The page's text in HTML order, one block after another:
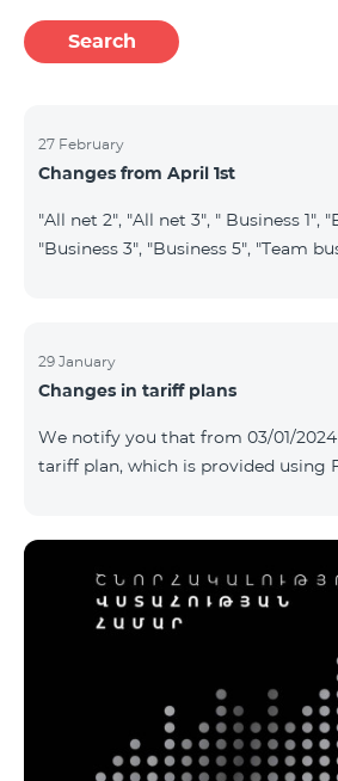
Search
27 February
Changes from April 1st
"All net 2", "All net 3", " Business 1",
"Business 3", "Business 5", "Team
"Business Active", "Exclusive
"Leader", "Leader S", "Yandex
operate starting from 01.04.2024.
of the m
29 January
Changes in tariff plans
We notify you that from 03/01/
tariff plan, which is provided using
contact the service center.